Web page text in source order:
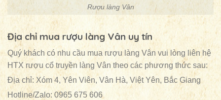
Rượu làng Vân
Địa chỉ mua rượu làng Vân uy tín
Quý khách có nhu cầu mua rượu làng Vân vui lòng liên hệ
HTX rượu cổ truyền làng Vân theo các phương thức sau:
Địa chỉ: Xóm 4, Yên Viên, Vân Hà, Việt Yên, Bắc Giang
Hotline/Zalo: 0965 675 606